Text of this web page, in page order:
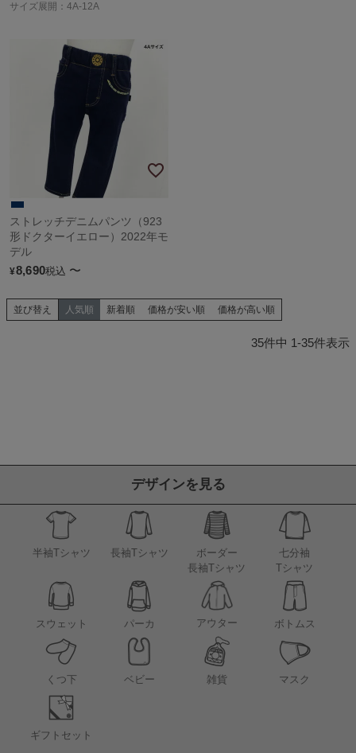
サイズ展開：4A-12A
ストレッチデニムパンツ（923
形ドクターイエロー）2022年モ
デル
¥8,690税込 〜
並び替え 人気順 新着順 価格が安い順 価格が高い順
35件中 1-35件表示
デザインを見る
半袖Tシャツ 長袖Tシャツ
ボーダー
長袖Tシャツ
七分袖
Tシャツ
スウェット パーカ アウター ボトムス
くつ下 ベビー 雑貨 マスク
ギフトセット